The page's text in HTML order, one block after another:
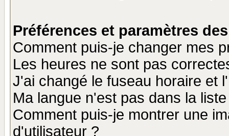
Préférences et paramètres
Comment puis-je changer mes
Les heures ne sont pas
J'ai changé le fuseau horaire et
Ma langue n'est pas dans la
Comment puis-je montrer une
d'utilisateur ?